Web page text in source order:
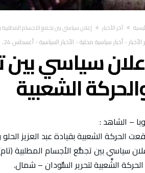
آخر الأخبار إعلان سياسي بين تجمع الاجسام المطلبية
-أخبار سياسية محلية- الأخبار السياسية-أغسطس 24, 2020
سياسي بين
الشعبية
– الشاهد :
الحركة الشعبية بقيادة عبد العزيز
سياسي بين تجمُّع الأجسام المطلبية
الشَّعبية لتحرير السُّودان – شمال.